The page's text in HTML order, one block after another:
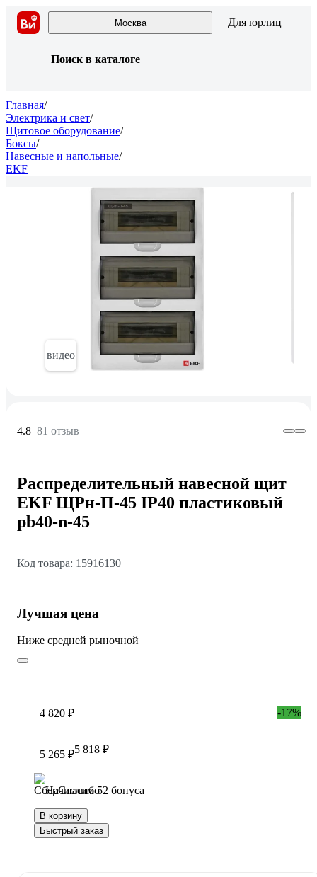
Москва Для юрлиц
Поиск в каталоге
Главная/
Электрика и свет/
Щитовое оборудование/
Боксы/
Навесные и напольные/
EKF
видео
4.8 81 отзыв
Распределительный навесной щит
EKF ЩРн-П-45 IP40 пластиковый
pb40-n-45
Код товара: 15916130
Лучшая цена
Ниже средней рыночной
4 820 ₽ -17%
5 265 ₽5 818 ₽
Начислим 52 бонуса
В корзину
Быстрый заказ